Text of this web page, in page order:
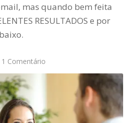
mas quando bem feita
RESULTADOS e por
1 Comentário